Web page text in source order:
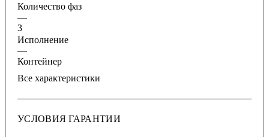
Количество фаз
—
3
Исполнение
—
Контейнер
Все характеристики
УСЛОВИЯ ГАРАНТИИ